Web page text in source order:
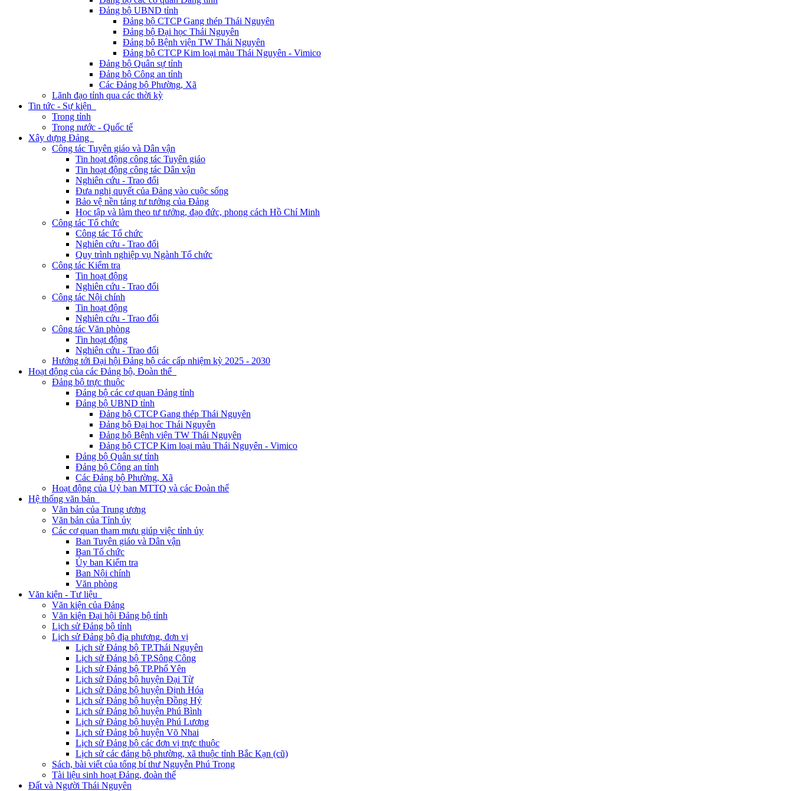
Đảng bộ UBND tỉnh
Đảng bộ CTCP Gang thép Thái Nguyên
Đảng bộ Đại học Thái Nguyên
Đảng bộ Bệnh viện TW Thái Nguyên
Đảng bộ CTCP Kim loại màu Thái Nguyên - Vimico
Đảng bộ Quân sự tỉnh
Đảng bộ Công an tỉnh
Các Đảng bộ Phường, Xã
Lãnh đạo tỉnh qua các thời kỳ
Tin tức - Sự kiện
Trong tỉnh
Trong nước - Quốc tế
Xây dựng Đảng
Công tác Tuyên giáo và Dân vận
Tin hoạt động công tác Tuyên giáo
Tin hoạt động công tác Dân vận
Nghiên cứu - Trao đổi
Đưa nghị quyết của Đảng vào cuộc sống
Bảo vệ nền tảng tư tưởng của Đảng
Học tập và làm theo tư tưởng, đạo đức, phong cách Hồ Chí Minh
Công tác Tổ chức
Công tác Tổ chức
Nghiên cứu - Trao đổi
Quy trình nghiệp vụ Ngành Tổ chức
Công tác Kiểm tra
Tin hoạt động
Nghiên cứu - Trao đổi
Công tác Nội chính
Tin hoạt động
Nghiên cứu - Trao đổi
Công tác Văn phòng
Tin hoạt động
Nghiên cứu - Trao đổi
Hướng tới Đại hội Đảng bộ các cấp nhiệm kỳ 2025 - 2030
Hoạt động của các Đảng bộ, Đoàn thể
Đảng bộ trực thuộc
Đảng bộ các cơ quan Đảng tỉnh
Đảng bộ UBND tỉnh
Đảng bộ CTCP Gang thép Thái Nguyên
Đảng bộ Đại học Thái Nguyên
Đảng bộ Bệnh viện TW Thái Nguyên
Đảng bộ CTCP Kim loại màu Thái Nguyên - Vimico
Đảng bộ Quân sự tỉnh
Đảng bộ Công an tỉnh
Các Đảng bộ Phường, Xã
Hoạt động của Uỷ ban MTTQ và các Đoàn thể
Hệ thống văn bản
Văn bản của Trung ương
Văn bản của Tỉnh ủy
Các cơ quan tham mưu giúp việc tỉnh ủy
Ban Tuyên giáo và Dân vận
Ban Tổ chức
Ủy ban Kiểm tra
Ban Nội chính
Văn phòng
Văn kiện - Tư liệu
Văn kiện của Đảng
Văn kiện Đại hội Đảng bộ tỉnh
Lịch sử Đảng bộ tỉnh
Lịch sử Đảng bộ địa phương, đơn vị
Lịch sử Đảng bộ TP.Thái Nguyên
Lịch sử Đảng bộ TP.Sông Công
Lịch sử Đảng bộ TP.Phổ Yên
Lịch sử Đảng bộ huyện Đại Từ
Lịch sử Đảng bộ huyện Định Hóa
Lịch sử Đảng bộ huyện Đồng Hỷ
Lịch sử Đảng bộ huyện Phú Bình
Lịch sử Đảng bộ huyện Phú Lương
Lịch sử Đảng bộ huyện Võ Nhai
Lịch sử Đảng bộ các đơn vị trực thuộc
Lịch sử các đảng bộ phường, xã thuộc tỉnh Bắc Kạn (cũ)
Sách, bài viết của tổng bí thư Nguyễn Phú Trọng
Tài liệu sinh hoạt Đảng, đoàn thể
Đất và Người Thái Nguyên